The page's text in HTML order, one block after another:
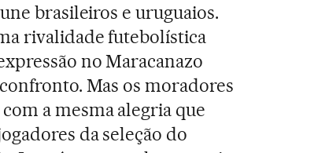
brasileiros e uruguaios.
rivalidade futebolística
no Maracanazo
Mas os moradores
a mesma alegria que
da seleção do